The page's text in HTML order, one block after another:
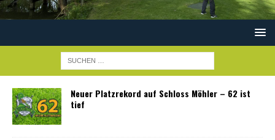
Neuer Platzrekord auf Schloss Möhler – 62 ist
tief